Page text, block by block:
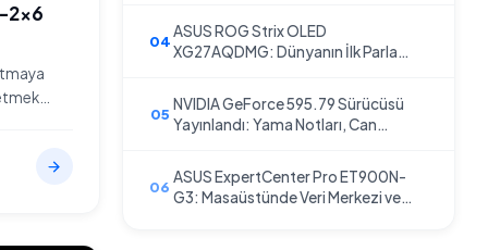
2x6
ASUS ROG Strix OLED
XG27AQDMG: Dünyanın İlk Parlak
NVIDIA GeForce 595.79 Sürücüsü
Yayınlandı: Yama Notları, Can
ASUS ExpertCenter Pro ET900N-
G3: Masaüstünde Veri Merkezi ve